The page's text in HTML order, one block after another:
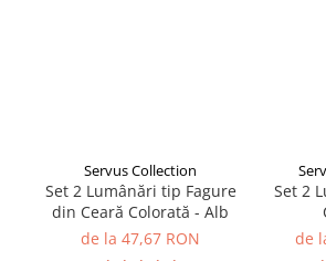
Servus Collection
Set 2 Lumânări tip Fagure
din Ceară Colorată - Alb
de la 47,67 RON
Set 2
de